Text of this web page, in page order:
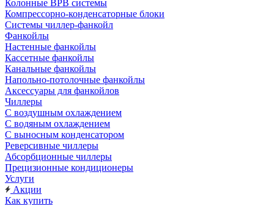
Колонные ВРВ системы
Компрессорно-конденсаторные блоки
Системы чиллер-фанкойл
Фанкойлы
Настенные фанкойлы
Кассетные фанкойлы
Канальные фанкойлы
Напольно-потолочные фанкойлы
Аксессуары для фанкойлов
Чиллеры
С воздушным охлаждением
С водяным охлаждением
С выносным конденсатором
Реверсивные чиллеры
Абсорбционные чиллеры
Прецизионные кондиционеры
Услуги
Акции
Как купить